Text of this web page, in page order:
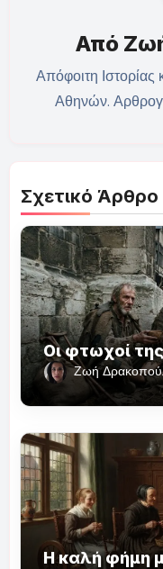
Από
Απόφοιτη Ιστορίας
Αθηνών.
Σχετικό Άρθρο
Οι φτωχοί
Ζωή
Η καλή φήμη